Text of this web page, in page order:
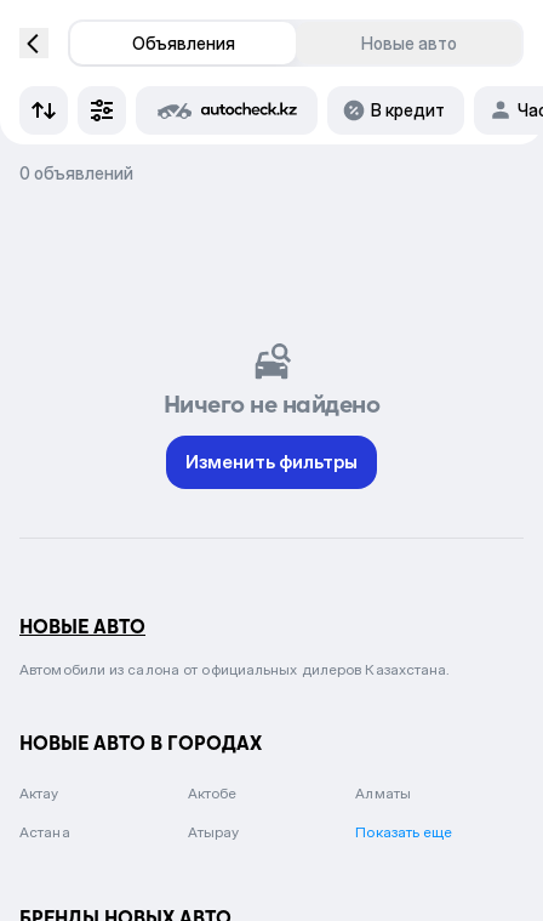
Объявления Новые авто
В кредит
0 объявлений
Ничего не найдено
Изменить фильтры
НОВЫЕ АВТО
Автомобили из салона от официальных дилеров Казахстана.
НОВЫЕ АВТО В ГОРОДАХ
Актау Актобе Алматы
Астана Атырау Показать еще